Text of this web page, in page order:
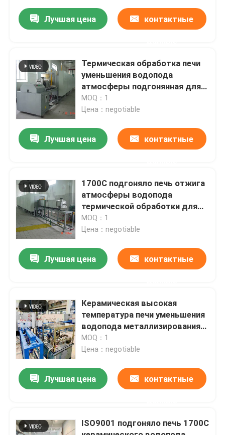
Дом
О нас
Путешествие фабрики
Проверка качества
Новости
Случаи
Спросите цитату
Толкатель печи
Лучшая цена контактные
Термическая обработка печи
уменьшения водопода
атмосферы подгонянная для
порошковых металлургий
MOQ：1
Цена：negotiable
Лучшая цена контактные
1700C подгоняло печь отжига
атмосферы водопода
термической обработки для
порошковых металлургий
MOQ：1
Цена：negotiable
Лучшая цена контактные
Керамическая высокая
температура печи уменьшения
водопода металлизирования
подгонянная
MOQ：1
Цена：negotiable
Лучшая цена контактные
ISO9001 подгоняло печь 1700C